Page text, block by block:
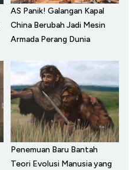
AS Panik! Galangan Kapal
China Berubah Jadi Mesin
Armada Perang Dunia
Penemuan Baru Bantah
Teori Evolusi Manusia yang